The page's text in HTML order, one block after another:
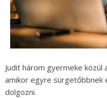
Judit három gyermeke
amikor egyre sürgetőbbnek
dolgozni.